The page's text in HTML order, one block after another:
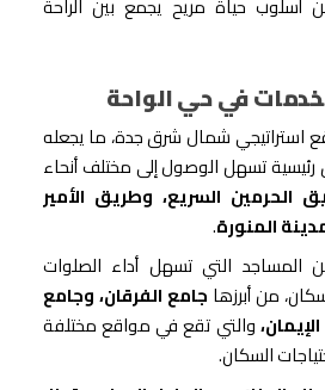
أسلوب حياة مريح يجمع بين الراحة
في حي الواحة
استراتيجي شمال شرق جدة، ما يجعله
تسهل الوصول إلى مختلف أنحاء
الحرمين السريع، وطريق الأمير
المنورة.
التي تسهل أداء الصلوات
من أبرزها جامع الفرقان، وجامع
والتي تقع في مواقع مختلفة
السكان.